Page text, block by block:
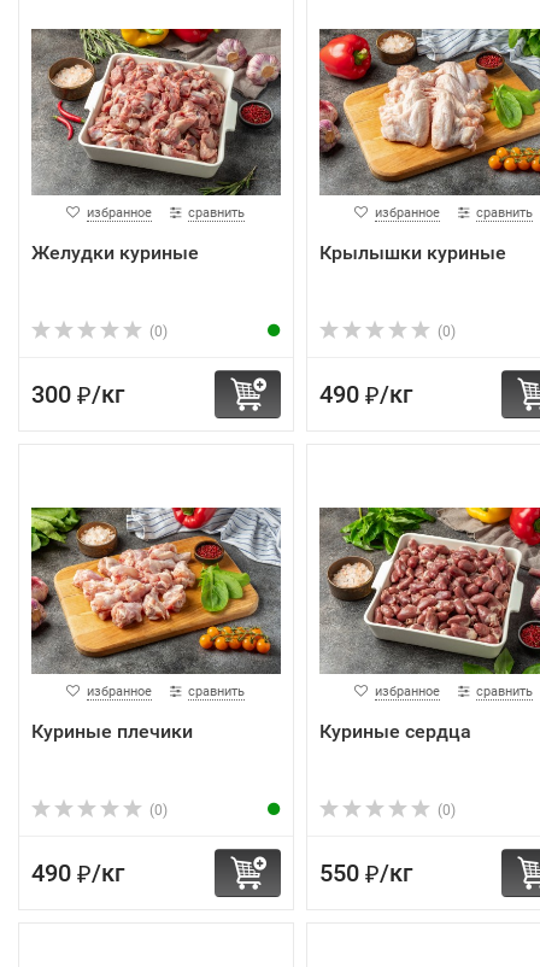
избранное сравнить
Желудки куриные
(0)
300 ₽/кг
избранное сравнить
Крылышки куриные
(0)
490 ₽/кг
избранное сравнить
Куриные плечики
(0)
490 ₽/кг
избранное сравнить
Куриные сердца
(0)
550 ₽/кг